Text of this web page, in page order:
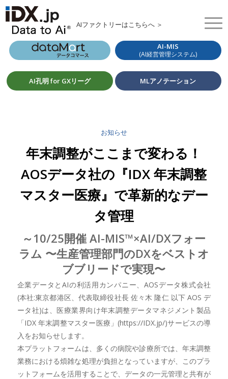
AIファクトリーはこちらへ ＞
AI-MIS
(AI経営管理システム)
AI孔明 for GXリーグ MLアノテーション
お知らせ
年末調整がここまで変わる！
AOSデータ社の『IDX 年末調整
マスター医療』で革新的なデー
タ管理
～10/25開催 AI-MIS™×AI/DXフォー
ラム 〜生産管理部門のDXをベストオ
ブブリードで実現〜
企業データとAIの利活用カンパニー、AOSデータ株式会社
(本社:東京都港区、代表取締役社長 佐々木 隆仁 以下 AOS デ
ータ社)は、医療業界向け年末調整データマネジメント製品
「IDX 年末調整マスター医療」(https://IDX.jp/)サービスの導
入をお知らせします。
本プラットフォームは、多くの病院や診療所では、年末調整
業務における煩雑な処理が負担となっていますが、このプラ
ットフォームを活用することで、データの一元管理と共有が